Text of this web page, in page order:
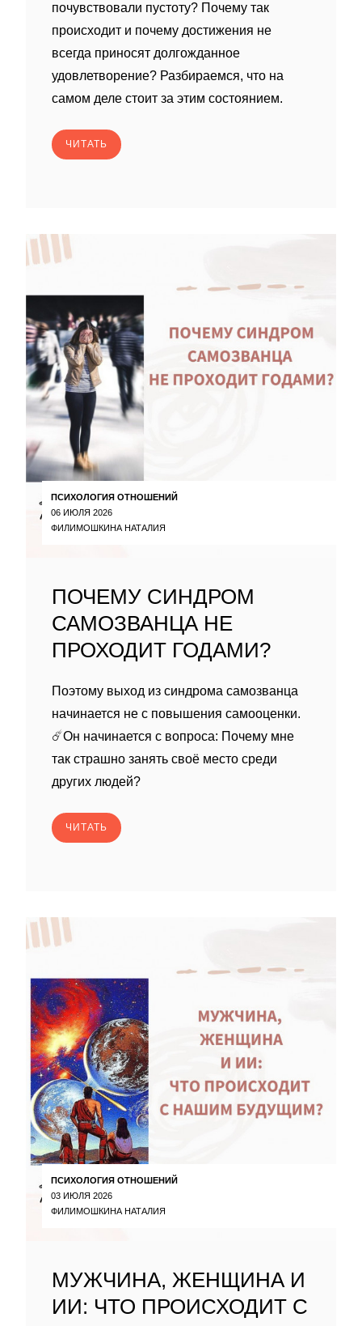
почувствовали пустоту? Почему так
происходит и почему достижения не
всегда приносят долгожданное
удовлетворение? Разбираемся, что на
самом деле стоит за этим состоянием.
ЧИТАТЬ
ПСИХОЛОГИЯ ОТНОШЕНИЙ
06 ИЮЛЯ 2026
ФИЛИМОШКИНА НАТАЛИЯ
ПОЧЕМУ СИНДРОМ
САМОЗВАНЦА НЕ
ПРОХОДИТ ГОДАМИ?
Поэтому выход из синдрома самозванца
начинается не с повышения самооценки.
☄️Он начинается с вопроса: Почему мне
так страшно занять своё место среди
других людей?
ЧИТАТЬ
ПСИХОЛОГИЯ ОТНОШЕНИЙ
03 ИЮЛЯ 2026
ФИЛИМОШКИНА НАТАЛИЯ
МУЖЧИНА, ЖЕНЩИНА И
ИИ: ЧТО ПРОИСХОДИТ С